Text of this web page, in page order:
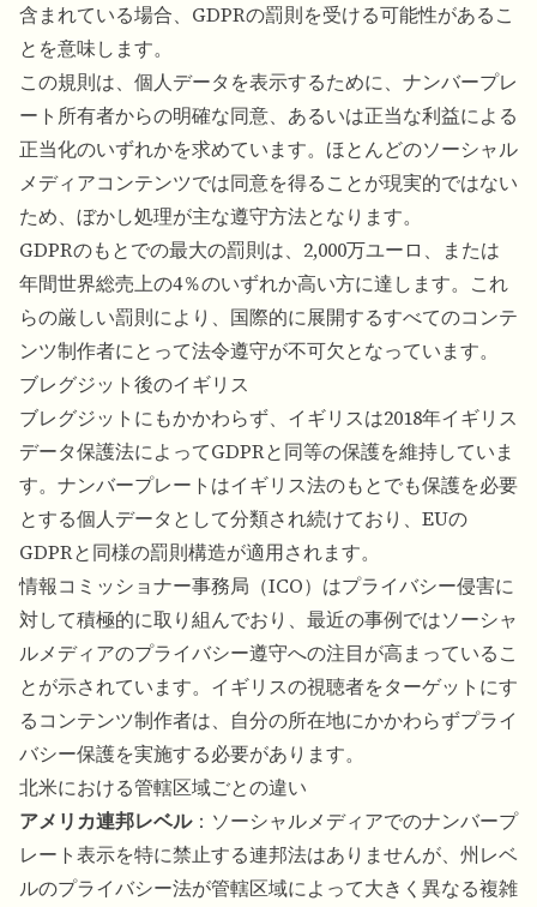
含まれている場合、GDPRの罰則を受ける可能性があるこ
とを意味します。
この規則は、個人データを表示するために、ナンバープレ
ート所有者からの明確な同意、あるいは正当な利益による
正当化のいずれかを求めています。ほとんどのソーシャル
メディアコンテンツでは同意を得ることが現実的ではない
ため、ぼかし処理が主な遵守方法となります。
GDPRのもとでの最大の罰則は、2,000万ユーロ、または
年間世界総売上の4％のいずれか高い方に達します。これ
らの厳しい罰則により、国際的に展開するすべてのコンテ
ンツ制作者にとって法令遵守が不可欠となっています。
ブレグジット後のイギリス
ブレグジットにもかかわらず、イギリスは2018年イギリス
データ保護法によってGDPRと同等の保護を維持していま
す。ナンバープレートはイギリス法のもとでも保護を必要
とする個人データとして分類され続けており、EUの
GDPRと同様の罰則構造が適用されます。
情報コミッショナー事務局（ICO）はプライバシー侵害に
対して積極的に取り組んでおり、最近の事例ではソーシャ
ルメディアのプライバシー遵守への注目が高まっているこ
とが示されています。イギリスの視聴者をターゲットにす
るコンテンツ制作者は、自分の所在地にかかわらずプライ
バシー保護を実施する必要があります。
北米における管轄区域ごとの違い
アメリカ連邦レベル：ソーシャルメディアでのナンバープ
レート表示を特に禁止する連邦法はありませんが、州レベ
ルのプライバシー法が管轄区域によって大きく異なる複雑